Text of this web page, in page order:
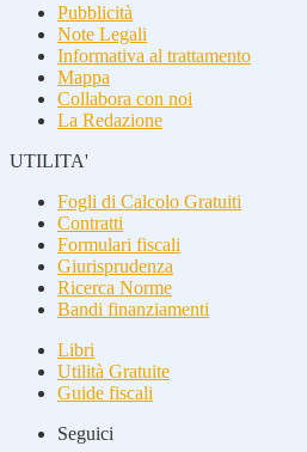
Pubblicità
Note Legali
Informativa al trattamento
Mappa
Collabora con noi
La Redazione
UTILITA'
Fogli di Calcolo Gratuiti
Contratti
Formulari fiscali
Giurisprudenza
Ricerca Norme
Bandi finanziamenti
Libri
Utilità Gratuite
Guide fiscali
Seguici